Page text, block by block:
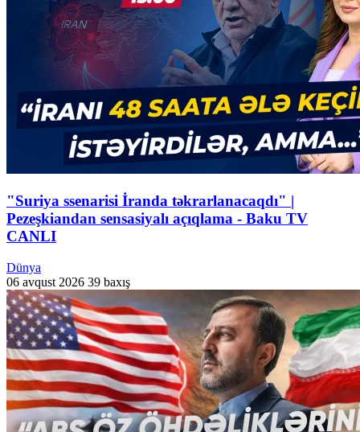
"Suriya ssenarisi İranda təkrarlanacaqdı" |
Pezeşkiandan sensasiyalı açıqlama - Baku TV
CANLI
Dünya
06 avqust 2026 39 baxış